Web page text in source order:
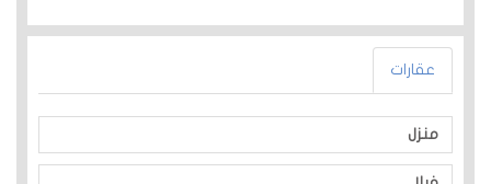
عقارات
منزل